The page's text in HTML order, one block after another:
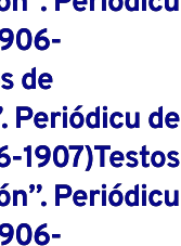
de
Periódicu de
1907)Testos
Periódicu